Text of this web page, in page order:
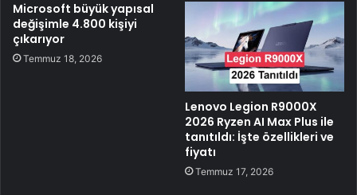
Microsoft büyük yapısal
değişimle 4.800 kişiyi
çıkarıyor
Temmuz 18, 2026
Lenovo Legion R9000X
2026 Ryzen AI Max Plus ile
tanıtıldı: İşte özellikleri ve
fiyatı
Temmuz 17, 2026